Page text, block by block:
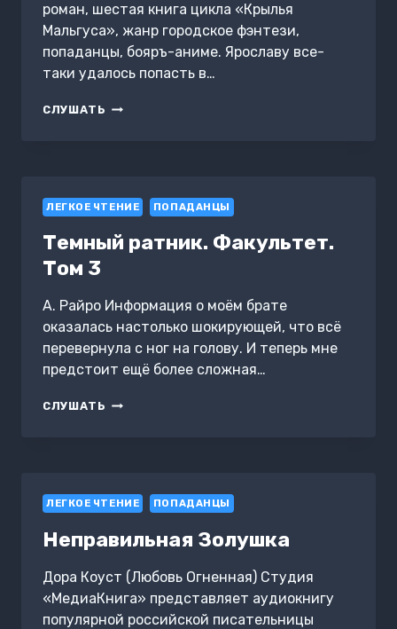
роман, шестая книга цикла «Крылья
Мальгуса», жанр городское фэнтези,
попаданцы, бояръ-аниме. Ярославу все-
таки удалось попасть в…
СЛУШАТЬ КРЫЛЬЯ
ЛЕГКОЕ ЧТЕНИЕ ПОПАДАНЦЫ
Темный ратник. Факультет.
Том 3
А. Райро Информация о моём брате
оказалась настолько шокирующей, что всё
перевернула с ног на голову. И теперь мне
предстоит ещё более сложная…
СЛУШАТЬ ТЕМНЫЙ
ЛЕГКОЕ ЧТЕНИЕ ПОПАДАНЦЫ
Неправильная Золушка
Дора Коуст (Любовь Огненная) Студия
«МедиаКнига» представляет аудиокнигу
популярной российской писательницы